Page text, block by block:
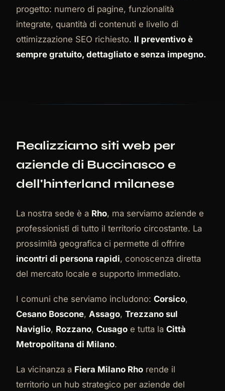
progetto: numero di pagine, funzionalità
integrate, quantità di contenuti e livello di
ottimizzazione SEO richiesto. Il preventivo è
sempre gratuito, dettagliato e senza impegno.
Realizziamo siti web per
aziende di Buccinasco e
dell'hinterland milanese
La nostra sede è a Rho, ma serviamo aziende e
professionisti di tutto il territorio circostante. La
prossimità geografica ci permette di offrire
incontri di persona rapidi, conoscenza diretta
del mercato locale e supporto immediato.
I comuni che serviamo includono: Corsico,
Cesano Boscone, Assago, Trezzano sul
Naviglio, Rozzano, Cusago e tutta la Città
Metropolitana di Milano.
La vicinanza a Fiera Milano Rho rende il
territorio un hub strategico per aziende del